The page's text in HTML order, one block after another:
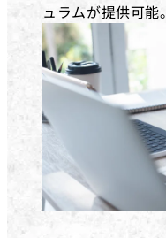
ュラムが提供可能。